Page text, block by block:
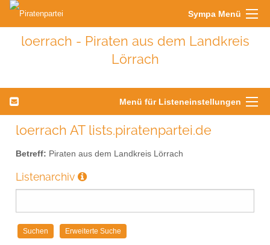
Sympa Menü
loerrach - Piraten aus dem Landkreis
Lörrach
Menü für Listeneinstellungen
loerrach AT lists.piratenpartei.de
Betreff: Piraten aus dem Landkreis Lörrach
Listenarchiv